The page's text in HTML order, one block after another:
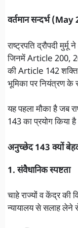
वर्तमान सन्दर्भ
राष्ट्रपति द्रौपदी
जिनमें Article 200,
की Article 142
भूमिका पर नियंत्रण के
यह पहला मौका है जब
143 का प्रयोग किया
अनुच्छेद 143 क्यों
1. संवैधानिक स्पष्टता
चाहे राज्यों व केंद्र की
न्यायालय से सलाह लेने